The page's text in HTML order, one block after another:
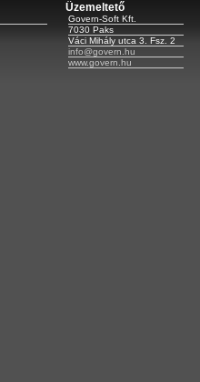
Üzemeltető
Govern-Soft Kft.
7030 Paks
Váci Mihály utca 3. Fsz. 2
info@govern.hu
www.govern.hu